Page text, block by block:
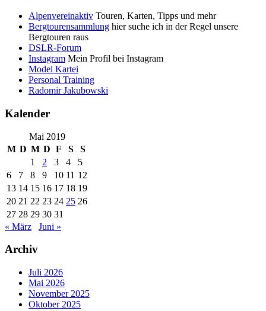
Alpenvereinaktiv Touren, Karten, Tipps und mehr
Bergtourensammlung hier suche ich in der Regel unsere
Bergtouren raus
DSLR-Forum
Instagram Mein Profil bei Instagram
Model Kartei
Personal Training
Radomir Jakubowski
Kalender
Mai 2019
M D M D F S
S
1
2 3 4
5
6
7 8 9 10 11 12
13 14 15 16 17 18 19
20 21 22 23 24 25 26
27 28 29 30 31
« März
Juni »
Archiv
Juli 2026
Mai 2026
November 2025
Oktober 2025